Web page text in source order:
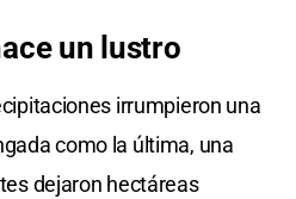
un lustro
irrumpieron una
como la última, una
dejaron hectáreas